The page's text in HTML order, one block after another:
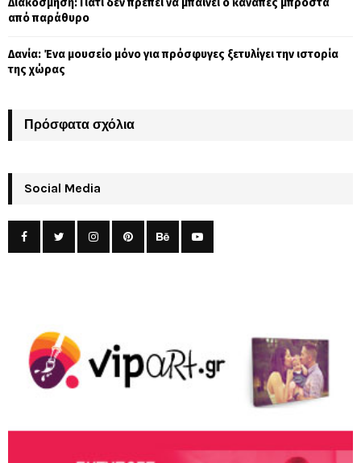
από παράθυρο
Δανία: Ένα μουσείο μόνο για πρόσφυγες ξετυλίγει την ιστορία
της χώρας
Πρόσφατα σχόλια
Social Media